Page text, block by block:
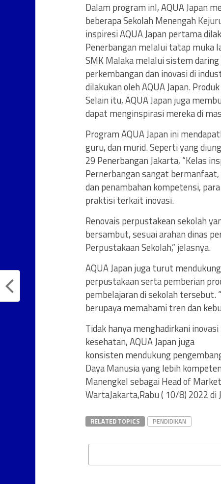
Dalam program inl, AQUA Japan
beberapa Sekolah Menengah
inspiresi AQUA Japan pertama
Penerbangan melalui tatap muka
SMK Malaka melalui sistem
perkembangan dan inovasi di
dilakukan oleh AQUA Japan.
Selain itu, AQUA Japan juga
dapat menginspirasi mereka di
Program AQUA Japan ini
guru, dan murid. Seperti yang
29 Penerbangan Jakarta, “Kelas
Pernerbangan sangat
dan penambahan kompetensi,
praktisi terkait inovasi.
Renovais perpustakean sekolah
bersambut, sesuai arahan dinas
Perpustakaan Sekolah,” jelasnya.
AQUA Japan juga turut
perpustakaan serta pemberian
pembelajaran di sekolah tersebut.
berupaya memahami tren dan
Tidak hanya menghadirkani
kesehatan, AQUA Japan juga
konsisten mendukung
Daya Manusia yang lebih
Manengkel sebagai Head of
WartaJakarta,Rabu ( 10/8) 2022 di
RELATED TOPICS PENDIDIKAN